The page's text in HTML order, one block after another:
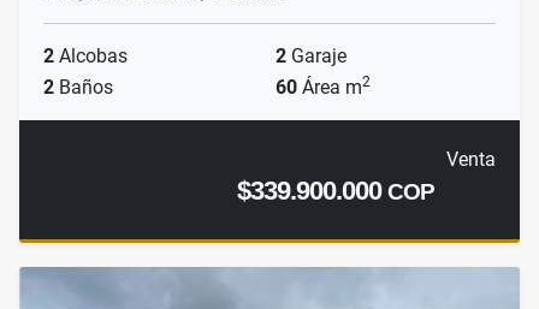
2 Alcobas 2 Garaje
2 Baños 60 Área m2
Venta
$339.900.000COP